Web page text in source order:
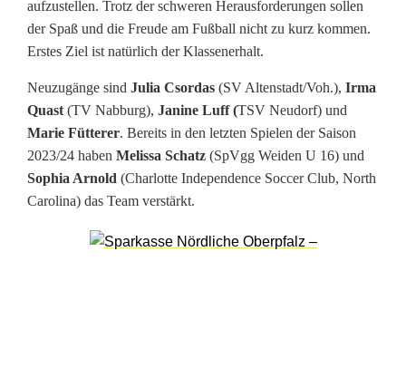
l
e
r
i
n
n
aufzustellen. Trotz der schweren Herausforderungen sollen
der Spaß und die Freude am Fußball nicht zu kurz kommen.
Erstes Ziel ist natürlich der Klassenerhalt.
Neuzugänge sind Julia Csordas (SV Altenstadt/Voh.), Irma
Quast (TV Nabburg), Janine Luff (TSV Neudorf) und
Marie Fütterer. Bereits in den letzten Spielen der Saison
2023/24 haben Melissa Schatz (SpVgg Weiden U 16) und
Sophia Arnold (Charlotte Independence Soccer Club, North
Carolina) das Team verstärkt.